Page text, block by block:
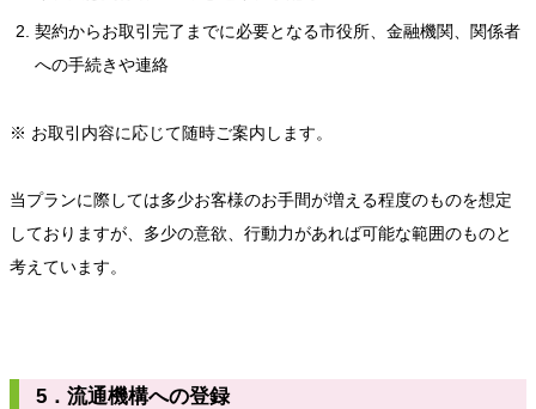
契約からお取引完了までに必要となる市役所、金融機関、関係者
への手続きや連絡
※ お取引内容に応じて随時ご案内します。
当プランに際しては多少お客様のお手間が増える程度のものを想定
しておりますが、多少の意欲、行動力があれば可能な範囲のものと
考えています。
5．流通機構への登録